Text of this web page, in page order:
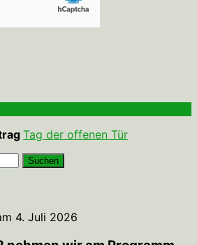
Tag der offenen Tür
4. Juli 2026